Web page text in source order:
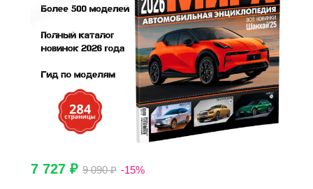
7 727 ₽ 9 090 ₽ -15%